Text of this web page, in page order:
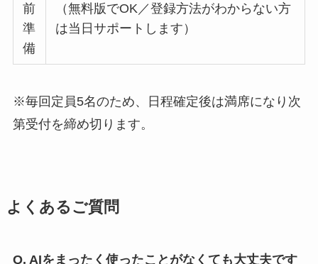
前
準
備
（無料版でOK／登録方法がわからない方
は当日サポートします）
※毎回定員5名のため、日程確定後は満席になり次
第受付を締め切ります。
よくあるご質問
Q. AIをまったく使ったことがなくても大丈夫です